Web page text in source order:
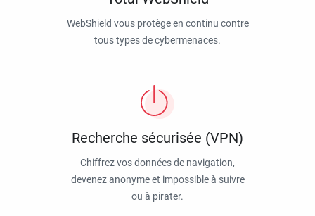
WebShield vous protège en continu contre
tous types de cybermenaces.
Recherche sécurisée (VPN)
Chiffrez vos données de navigation,
devenez anonyme et impossible à suivre
ou à pirater.